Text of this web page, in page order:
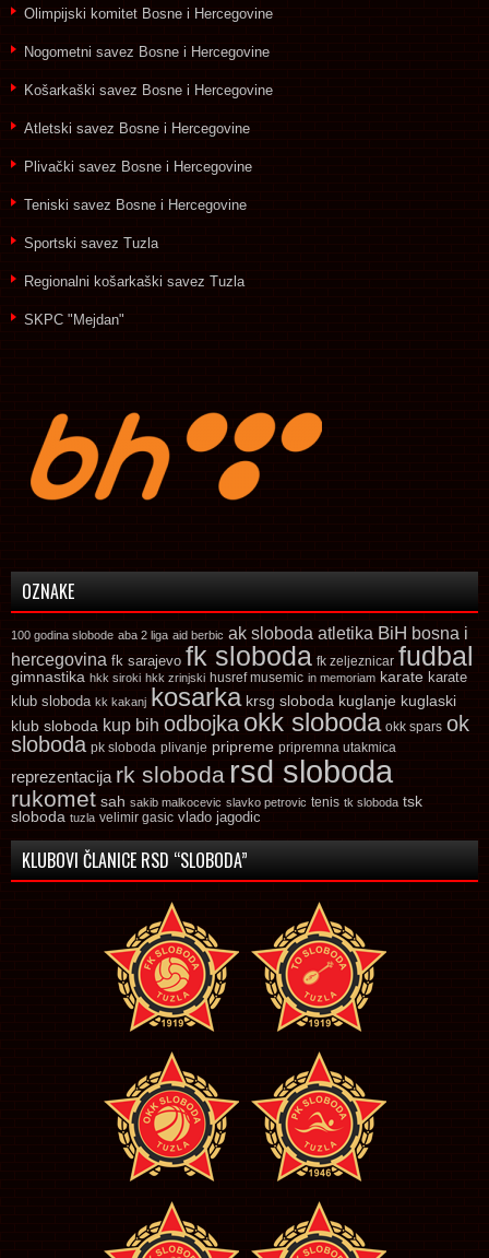
Olimpijski komitet Bosne i Hercegovine
Nogometni savez Bosne i Hercegovine
Košarkaški savez Bosne i Hercegovine
Atletski savez Bosne i Hercegovine
Plivački savez Bosne i Hercegovine
Teniski savez Bosne i Hercegovine
Sportski savez Tuzla
Regionalni košarkaški savez Tuzla
SKPC "Mejdan"
OZNAKE
100 godina slobode aba 2 liga aid berbic ak sloboda atletika BiH bosna i
hercegovina fk sarajevo fk sloboda fk zeljeznicar fudbal
gimnastika hkk siroki hkk zrinjski husref musemic in memoriam karate karate
klub sloboda kk kakanj kosarka krsg sloboda kuglanje kuglaski
klub sloboda kup bih odbojka okk sloboda okk spars ok
sloboda pk sloboda plivanje pripreme pripremna utakmica
reprezentacija rk sloboda rsd sloboda
rukomet sah sakib malkocevic slavko petrovic tenis tk sloboda tsk
sloboda tuzla velimir gasic vlado jagodic
KLUBOVI ČLANICE RSD “SLOBODA”